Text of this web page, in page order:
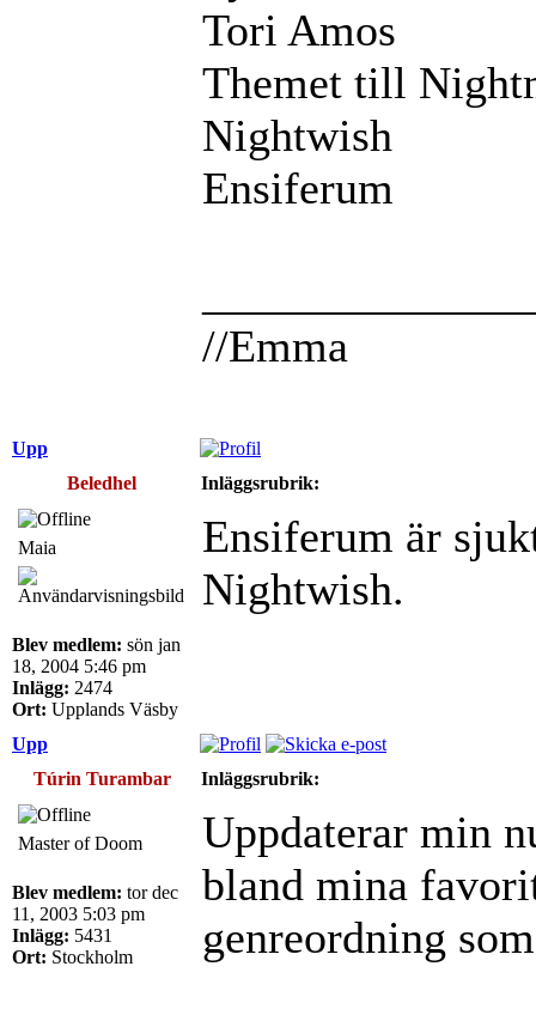
Tori Amos
Themet till
Nightwish
Ensiferum
//Emma
Upp
Beledhel
Inläggsrubrik:
Maia
Blev medlem: sön jan
18, 2004 5:46 pm
Inlägg: 2474
Ort: Upplands Väsby
Ensiferum är
Nightwish.
Upp
Túrin Turambar
Inläggsrubrik:
Master of Doom
Blev medlem: tor dec
11, 2003 5:03 pm
Inlägg: 5431
Ort: Stockholm
Uppdaterar min
bland mina
genreordning